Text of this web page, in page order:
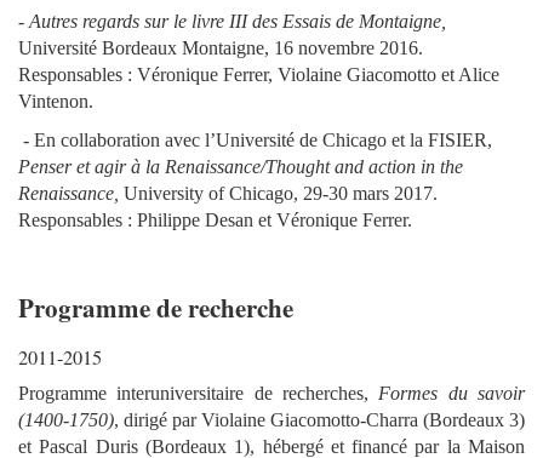
- Autres regards sur le livre III des Essais de Montaigne,
Université Bordeaux Montaigne, 16 novembre 2016.
Responsables : Véronique Ferrer, Violaine Giacomotto et Alice
Vintenon.
- En collaboration avec l’Université de Chicago et la FISIER,
Penser et agir à la Renaissance/Thought and action in the
Renaissance, University of Chicago, 29-30 mars 2017.
Responsables : Philippe Desan et Véronique Ferrer.
Programme de recherche
2011-2015
Programme interuniversitaire de recherches, Formes du savoir
(1400-1750), dirigé par Violaine Giacomotto-Charra (Bordeaux 3)
et Pascal Duris (Bordeaux 1), hébergé et financé par la Maison